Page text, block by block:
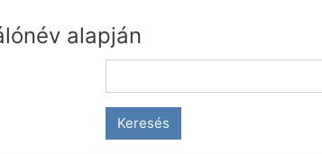
alapján